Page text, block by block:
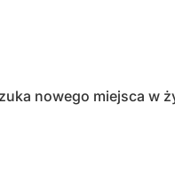
nowego miejsca w